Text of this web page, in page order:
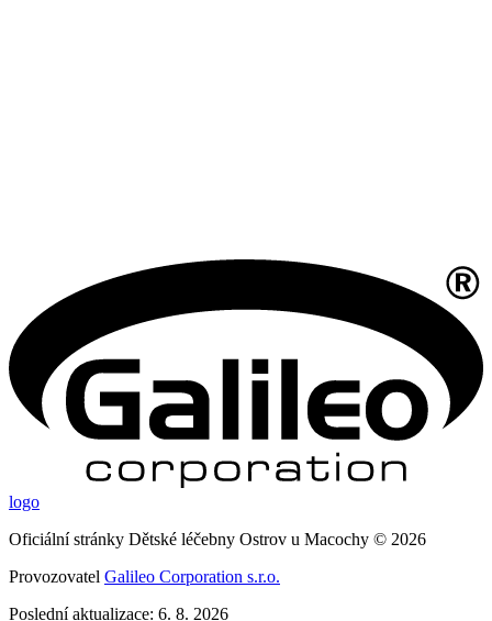
logo
Oficiální stránky Dětské léčebny Ostrov u Macochy © 2026
Provozovatel Galileo Corporation s.r.o.
Poslední aktualizace: 6. 8. 2026